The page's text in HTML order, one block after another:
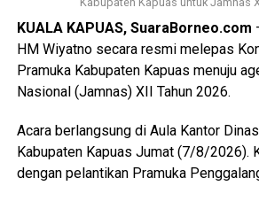
Bagikan ke
WhatsApp 0 Facebook
KUALA KAPUAS, SuaraBorneo.com
HM Wiyatno secara resmi melepas
Pramuka Kabupaten Kapuas menuju
Nasional (Jamnas) XII Tahun 2026.
Acara berlangsung di Aula Kantor
Kabupaten Kapuas Jumat (7/8/2026).
dengan pelantikan Pramuka